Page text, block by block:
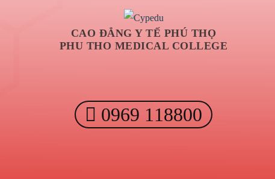
CAO ĐẲNG Y TẾ PHÚ THỌ
PHU THO MEDICAL COLLEGE
0969 118800